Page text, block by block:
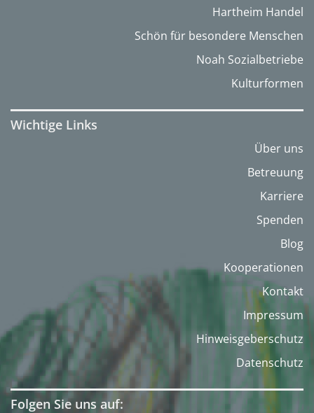
Hartheim Handel
Schön für besondere Menschen
Noah Sozialbetriebe
Kulturformen
Wichtige Links
Über uns
Betreuung
Karriere
Spenden
Blog
Kooperationen
Kontakt
Impressum
Hinweisgeberschutz
Datenschutz
Folgen Sie uns auf: